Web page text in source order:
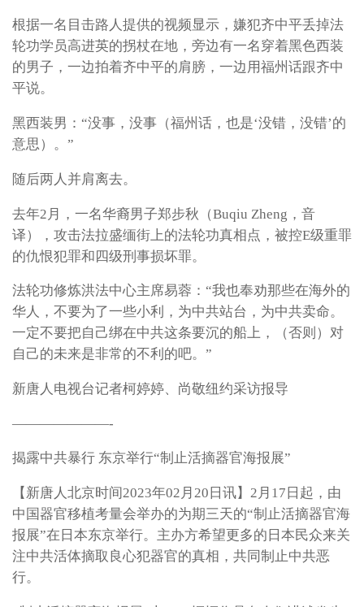
根据一名目击路人提供的视频显示，嫌犯齐中平丢掉法
轮功学员高进英的拐杖在地，旁边有一名穿着黑色西装
的男子，一边拍着齐中平的肩膀，一边用福州话跟齐中
平说。
黑西装男：“没事，没事（福州话，也是‘没错，没错’的
意思）。”
随后两人并肩离去。
去年2月，一名华裔男子郑步秋（Buqiu Zheng，音
译），攻击法拉盛缅街上的法轮功真相点，被控E级重罪
的仇恨犯罪和四级刑事损坏罪。
法轮功修炼洪法中心主席易蓉：“我也奉劝那些在海外的
华人，不要为了一些小利，为中共站台，为中共卖命。
一定不要把自己绑在中共这条要沉的船上，（否则）对
自己的未来是非常的不利的吧。”
新唐人电视台记者柯婷婷、尚敬纽约采访报导
———————-
揭露中共暴行 东京举行“制止活摘器官海报展”
【新唐人北京时间2023年02月20日讯】2月17日起，由
中国器官移植考量会举办的为期三天的“制止活摘器官海
报展”在日本东京举行。主办方希望更多的日本民众来关
注中共活体摘取良心犯器官的真相，共同制止中共恶
行。